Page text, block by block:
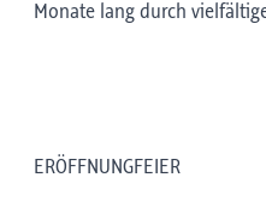
Monate lang durch
ERÖFFNUNGFEIER